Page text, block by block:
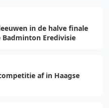
in de halve finale
Badminton Eredivisie
af in Haagse